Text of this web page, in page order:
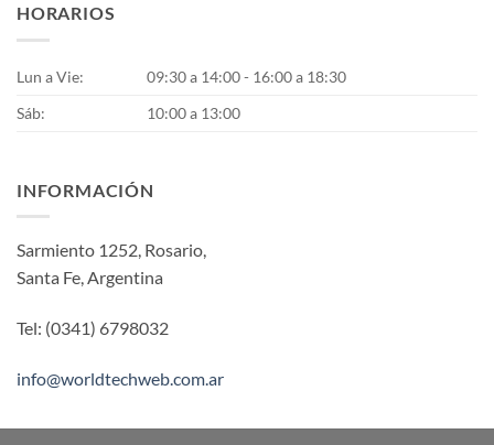
HORARIOS
Lun a Vie:
09:30 a 14:00 - 16:00 a 18:30
Sáb:
10:00 a 13:00
INFORMACIÓN
Sarmiento 1252, Rosario,
Santa Fe, Argentina
Tel: (0341) 6798032
info@worldtechweb.com.ar